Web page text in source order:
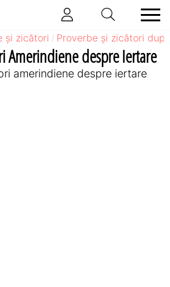
și zicători Proverbe și zicători
Amerindiene despre Iertare
amerindiene despre iertare